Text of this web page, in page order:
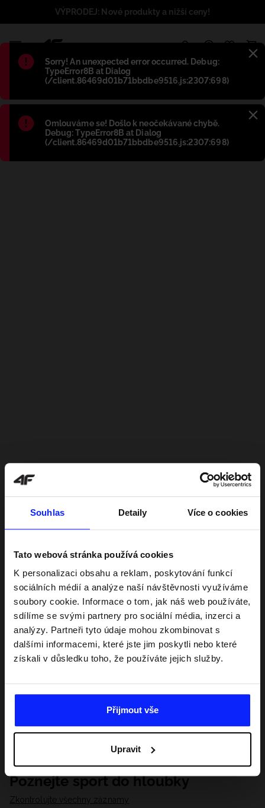
Souhlas Detaily Více o cookies
Tato webová stránka používá cookies
K personalizaci obsahu a reklam, poskytování funkcí
sociálních médií a analýze naší návštěvnosti využíváme
soubory cookie. Informace o tom, jak náš web používáte,
sdílíme se svými partnery pro sociální média, inzerci a
analýzy. Partneři tyto údaje mohou zkombinovat s
dalšími informacemi, které jste jim poskytli nebo které
získali v důsledku toho, že používáte jejich služby.
Přijmout vše
Upravit
Błąd:
Sorry! An unexpected error occurred. Debug:
TypeError8B at Dialog
(/client.86469d01b71bbdbe9516.js:2307:698)
Błąd:
Omlouváme se! Došlo k neočekávané chybě.
Debug: TypeError8B at Dialog
(/client.86469d01b71bbdbe9516.js:2307:698)
VÝPRODEJ: Nové produkty a nižší ceny!
Poznejte sport do hloubky
Zkontrolujte všechny záznamy